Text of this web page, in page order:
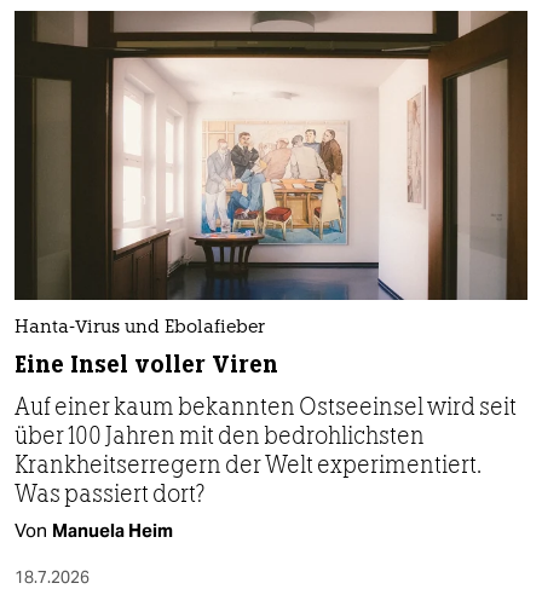
Hanta-Virus und Ebolafieber
Eine Insel voller Viren
Auf einer kaum bekannten Ostseeinsel wird seit
über 100 Jahren mit den bedrohlichsten
Krankheitserregern der Welt experimentiert.
Was passiert dort?
Von Manuela Heim
18.7.2026